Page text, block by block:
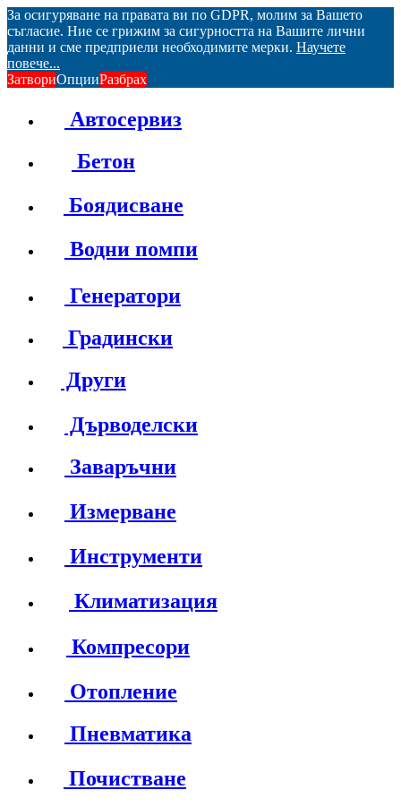
За осигуряване на правата ви по GDPR, молим за Вашето
съгласие. Ние се грижим за сигурността на Вашите лични
данни и сме предприели необходимите мерки. Научете
повече...
ЗатвориОпцииРазбрах
Автосервиз
Бетон
Боядисване
Водни помпи
Генератори
Градински
Други
Дърводелски
Заваръчни
Измерване
Инструменти
Климатизация
Компресори
Отопление
Пневматика
Почистване